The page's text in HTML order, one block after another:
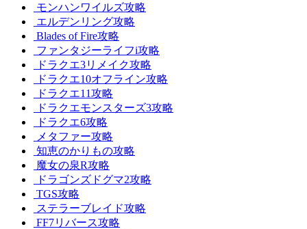
モンハンワイルズ攻略
エルデンリング攻略
Blades of Fire攻略
ファンタジーライフi攻略
ドラクエ3リメイク攻略
ドラクエ10オフライン攻略
ドラクエ11攻略
ドラクエモンスターズ3攻略
ドラクエ6攻略
メタファー攻略
知恵のかりもの攻略
魔女の泉R攻略
ドラゴンズドグマ2攻略
TGS攻略
ステラーブレイド攻略
FF7リバース攻略